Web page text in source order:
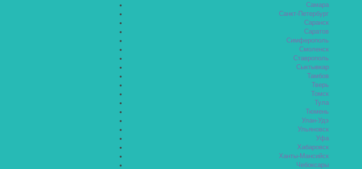
Самара
Санкт-Петербург
Саранск
Саратов
Симферополь
Смоленск
Ставрополь
Сыктывкар
Тамбов
Тверь
Томск
Тула
Тюмень
Улан-Удэ
Ульяновск
Уфа
Хабаровск
Ханты-Мансийск
Чебоксары